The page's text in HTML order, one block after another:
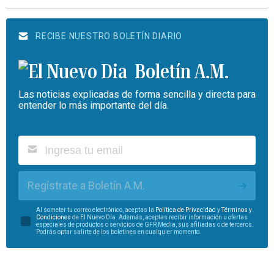
RECIBE NUESTRO BOLETÍN DIARIO
Boletín A.M.
Las noticias explicadas de forma sencilla y directa para
entender lo más importante del día.
Regístrate a Boletín A.M.
Al someter tu correo electrónico, aceptas la Política de Privacidad yTérminos y
Condiciones de El Nuevo Día. Además, aceptas recibir información u ofertas
especiales de productos o servicios de GFR Media, sus afiliadas o de terceros.
Podrás optar salirte de los boletines en cualquier momento.